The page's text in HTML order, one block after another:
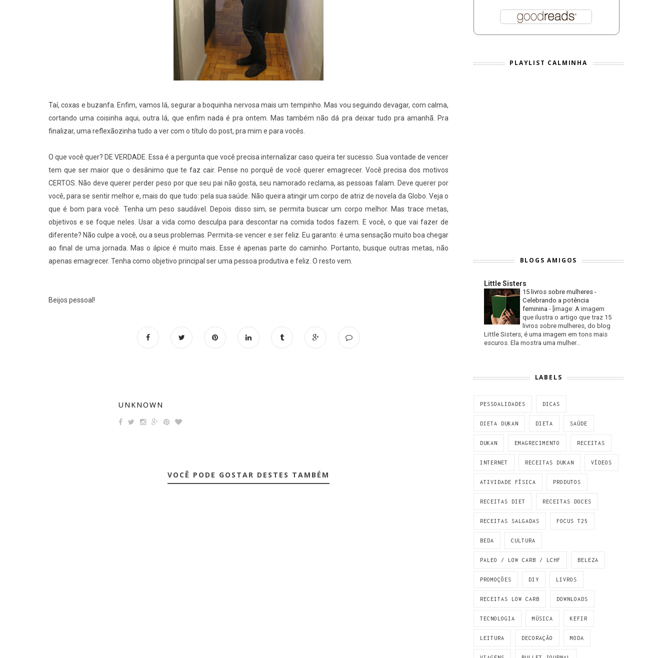
Taí, coxas e buzanfa. Enfim, vamos lá, segurar a boquinha nervosa mais um tempinho. Mas vou seguindo devagar, com calma,
cortando uma coisinha aqui, outra lá, que enfim nada é pra ontem. Mas também não dá pra deixar tudo pra amanhã. Pra
finalizar, uma reflexãozinha tudo a ver com o título do post, pra mim e para vocês.
O que você quer? DE VERDADE. Essa é a pergunta que você precisa internalizar caso queira ter sucesso. Sua vontade de vencer
tem que ser maior que o desânimo que te faz cair. Pense no porquê de você querer emagrecer. Você precisa dos motivos
CERTOS. Não deve querer perder peso por que seu pai não gosta, seu namorado reclama, as pessoas falam. Deve querer por
você, para se sentir melhor e, mais do que tudo: pela sua saúde. Não queira atingir um corpo de atriz de novela da Globo. Veja o
que é bom para você. Tenha um peso saudável. Depois disso sim, se permita buscar um corpo melhor. Mas trace metas,
objetivos e se foque neles. Usar a vida como desculpa para descontar na comida todos fazem. E você, o que vai fazer de
diferente? Não culpe a você, ou a seus problemas. Permita-se vencer e ser feliz. Eu garanto: é uma sensação muito boa chegar
ao final de uma jornada. Mas o ápice é muito mais. Esse é apenas parte do caminho. Portanto, busque outras metas, não
apenas emagrecer. Tenha como objetivo principal ser uma pessoa produtiva e feliz. O resto vem.
Beijos pessoal!
UNKNOWN
VOCÊ PODE GOSTAR DESTES TAMBÉM
PLAYLIST CALMINHA
BLOGS AMIGOS
Little Sisters
15 livros sobre mulheres -
Celebrando a potência
feminina - [image: A imagem
que ilustra o artigo que traz 15
livros sobre mulheres, do blog
Little Sisters, é uma imagem em tons mais
escuros. Ela mostra uma mulher...
LABELS
PESSOALIDADES DICAS
DIETA DUKAN DIETA SAÚDE
DUKAN EMAGRECIMENTO RECEITAS
INTERNET RECEITAS DUKAN VÍDEOS
ATIVIDADE FÍSICA PRODUTOS
RECEITAS DIET RECEITAS DOCES
RECEITAS SALGADAS FOCUS T25
BEDA CULTURA
PALEO / LOW CARB / LCHF BELEZA
PROMOÇÕES DIY LIVROS
RECEITAS LOW CARB DOWNLOADS
TECNOLOGIA MÚSICA KEFIR
LEITURA DECORAÇÃO MODA